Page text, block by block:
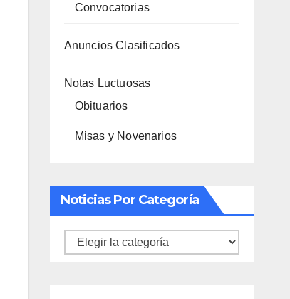
Convocatorias
Anuncios Clasificados
Notas Luctuosas
Obituarios
Misas y Novenarios
Noticias Por Categoría
Noticias